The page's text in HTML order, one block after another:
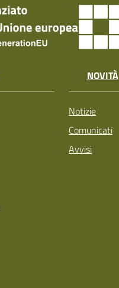
NOVITÀ
Notizie
Comunicati
Avvisi